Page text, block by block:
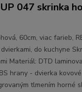
047 skrinka
60cm, viac farieb,
do kuchyne
Materiál: DTD
hrany - dvierka
tlmením horné